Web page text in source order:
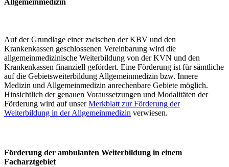
Allgemeinmedizin
Auf der Grundlage einer zwischen der KBV und den
Krankenkassen geschlossenen Vereinbarung wird die
allgemeinmedizinische Weiterbildung von der KVN und den
Krankenkassen finanziell gefördert. Eine Förderung ist für sämtliche
auf die Gebietsweiterbildung Allgemeinmedizin bzw. Innere
Medizin und Allgemeinmedizin anrechenbare Gebiete möglich.
Hinsichtlich der genauen Voraussetzungen und Modalitäten der
Förderung wird auf unserMerkblatt zur Förderung der
Weiterbildung in der Allgemeinmedizin verwiesen.
Förderung der ambulanten Weiterbildung in einem
Facharztgebiet